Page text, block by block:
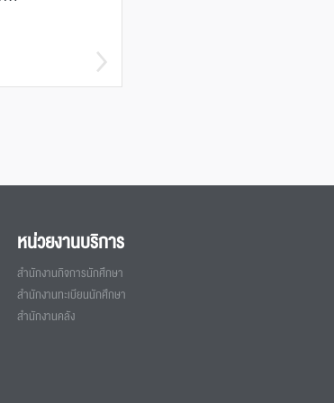
หน่วยงานบริการ
สำนักงานกิจการนักศึกษา
สำนักงานทะเบียนนักศึกษา
สำนักงานคลัง